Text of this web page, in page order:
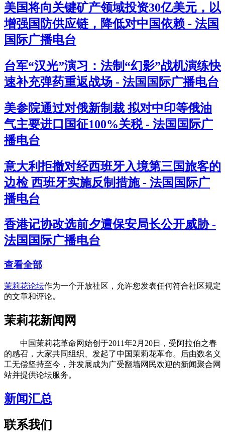
美国将向关键矿产领域投资30亿美元，以
增强国防供应链，降低对中国依赖 - 法国
国际广播电台
台军“汉光”演习：法制“幻影”战机演练快
速补充弹药重返战场 - 法国国际广播电台
美参院通过对俄新制裁 拟对中印等俄油
气主要进口国征100%关税 - 法国国际广
播电台
意大利拒撤对经西班牙入境第三国旅客的
边检 西班牙实施反制措施 - 法国国际广
播电台
香港记协改选前夕遭保安局长公开威胁 -
法国国际广播电台
查看全部
茉莉花论坛作为一个开放社区，允许您发表任何符合社区规定
的文章和评论。
茉莉花新闻网
中国茉莉花革命网始创于2011年2月20日，受阿拉伯之春
的感召，大家共同组织、发起了中国茉莉花革命。后由数名义
工无偿坚持至今，并发展成为广受翻墙网民欢迎的新闻聚合网
站并提供论坛服务。
新闻汇总
联系我们